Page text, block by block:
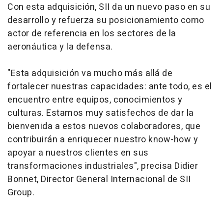
Con esta adquisición, SII da un nuevo paso en su
desarrollo y refuerza su posicionamiento como
actor de referencia en los sectores de la
aeronáutica y la defensa.
"Esta adquisición va mucho más allá de
fortalecer nuestras capacidades: ante todo, es el
encuentro entre equipos, conocimientos y
culturas. Estamos muy satisfechos de dar la
bienvenida a estos nuevos colaboradores, que
contribuirán a enriquecer nuestro know-how y
apoyar a nuestros clientes en sus
transformaciones industriales", precisa Didier
Bonnet, Director General Internacional de SII
Group.